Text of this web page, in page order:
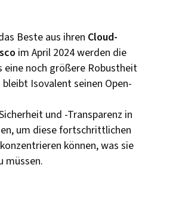
Beste aus ihren Cloud-
im April 2024 werden die
noch größere Robustheit
Isovalent seinen Open-
und -Transparenz in
um diese fortschrittlichen
können, was sie
müssen.